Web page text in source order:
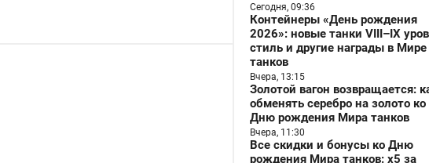
Сегодня, 09:36
Контейнеры «День рождения
2026»: новые танки VIII–IX
стиль и другие награды в Мире
танков
Вчера, 13:15
Золотой вагон возвращается:
обменять серебро на золото ко
Дню рождения Мира танков
Вчера, 11:30
Все скидки и бонусы ко Дню
рождения Мира танков: x5 за